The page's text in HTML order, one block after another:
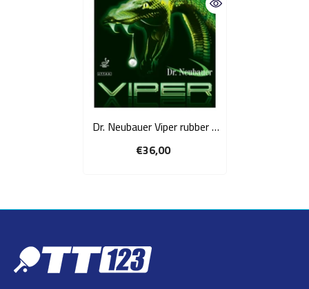
Dr. Neubauer Viper rubber -
lange noppen
€36,00